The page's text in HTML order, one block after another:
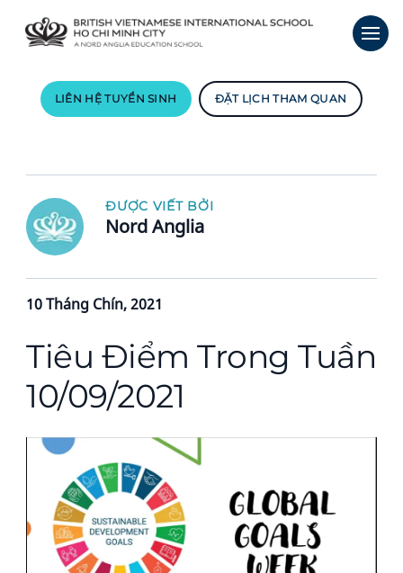
LIÊN HỆ TUYỂN SINH ĐẶT LỊCH THAM QUAN
ĐƯỢC VIẾT BỞI
Nord Anglia
10 Tháng Chín, 2021
Tiêu Điểm Trong Tuần
10/09/2021